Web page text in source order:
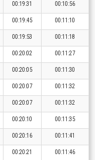
00:19:31 00:10:56
00:19:45 00:11:10
00:19:53 00:11:18
00:20:02 00:11:27
00:20:05 00:11:30
00:20:07 00:11:32
00:20:07 00:11:32
00:20:10 00:11:35
00:20:16 00:11:41
00:20:21 00:11:46